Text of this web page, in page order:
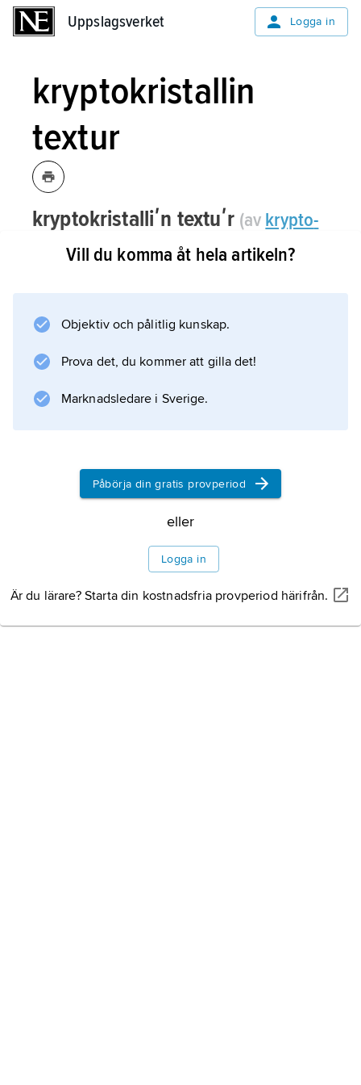
Uppslagsverket Logga in
kryptokristallin
textur
kryptokristalliʹn textuʹr (av krypto-
kristallin
, textur hos bergarter där
de enskilda kristallerna är för små för
Vill du komma åt hela artikeln?
Objektiv och pålitlig kunskap.
Prova det, du kommer att gilla det!
Marknadsledare i Sverige.
Påbörja din gratis provperiod
eller
Logga in
Är du lärare? Starta din kostnadsfria provperiod härifrån.